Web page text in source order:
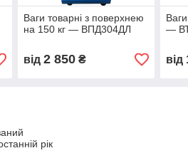
Ваги товарні з поверхнею
на 150 кг — ВПД304ДЛ
від 2 850₴
—
від
рік